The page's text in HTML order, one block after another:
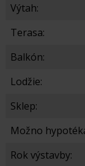
Výtah:
Terasa:
Balkón:
Lodžie:
Sklep:
Možno
Rok výstavby: